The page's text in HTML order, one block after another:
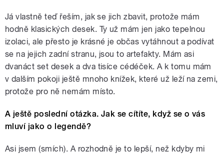
Já vlastně teď řeším, jak se jich zbavit, protože mám
hodně klasických desek. Ty už mám jen jako tepelnou
izolaci, ale přesto je krásné je občas vytáhnout a podívat
se na jejich zadní stranu, jsou to artefakty. Mám asi
dvanáct set desek a dva tisíce cédéček. A k tomu mám
v dalším pokoji ještě mnoho knížek, které už leží na zemi,
protože pro ně nemám místo.
A ještě poslední otázka. Jak se cítíte, když se o vás
mluví jako o legendě?
Asi jsem (smích). A rozhodně je to lepší, než kdyby mi